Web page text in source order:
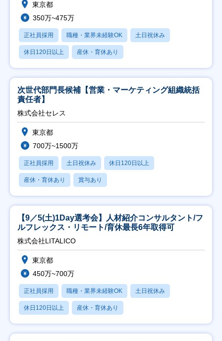
東京都
350万~475万
正社員採用 職種・業界未経験OK 土日祝休み
休日120日以上 産休・育休あり
次世代部門長候補【営業・マーケティング組織統括
責任者】
株式会社セレス
東京都
700万~1500万
正社員採用 土日祝休み 休日120日以上
産休・育休あり 賞与あり
【9／5(土)1Day選考会】人材紹介コンサルタント/フ
ルフレックス・リモート/育休最長6年取得可
株式会社LITALICO
東京都
450万~700万
正社員採用 職種・業界未経験OK 土日祝休み
休日120日以上 産休・育休あり